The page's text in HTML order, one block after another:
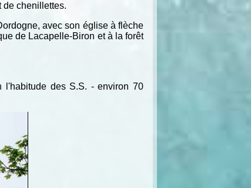
de chenillettes.
avec son église à flèche
de Lacapelle-Biron et à la forêt
l'habitude des S.S. - environ 70